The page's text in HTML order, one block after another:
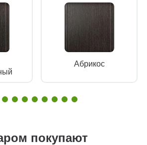
Абрикос
покупают